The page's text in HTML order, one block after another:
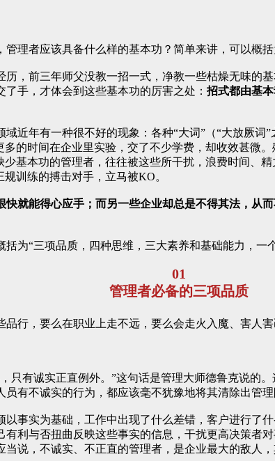
理者应该具备什么样的基本功？简单来讲，可以概括
，前三年师父没教一招一式，净教一些枯燥无味的
手，才体会到这些基本功的厉害之处： 招式都由基
近年有一种很不好的现象：各种“大词”（“大放厥
的时间在企业里实验，交了不少学费，却收效甚微
基本功的管理者，往往被这些所干扰，浪费时间、
训练的搏击对手，立马被KO。
快就能得心应手；而另一些企业却总是不得其法，从
为“三项品质，四种思维，三大素养和基础能力，一个
01
管理者必备的三项品质
行，要么在职业上走不远，要么会走火入魔、害人
只有诚实正直例外。”这句话是管理大师德鲁克说的
有不诚实的行为，都应该毫不犹豫地将其清除出管理
事实为基础，工作中出现了什么差错，客户进行了
利与否扭曲反映这些事实的信息，干扰更高决策者
说，不诚实、不正直的管理者，是企业最大的敌人，